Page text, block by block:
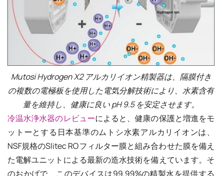
Mutosi Hydrogen X2 アルカリイオン精製器は、隔膜付き
の複数の電極板を使用した電気分解技術により、水素含有
量を維持し、健康に良い pH 9.5 を安定させます。
冷温水浄水器のレビューによると、健康の保護と増進をモ
ットーとする日本基準のムトシ水素アルカリイオンは、
NSF規格のSlitec ROフィルター膜と組み合わせた膜を備え
た電解ユニットによる最新の造水技術を備えています。そ
のおかげで、このデバイスは99.99%の精製水を提供する